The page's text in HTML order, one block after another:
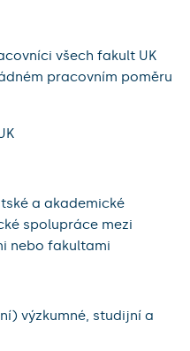
všech fakult UK
pracovním poměru
a akademické
spolupráce mezi
nebo fakultami
výzkumné, studijní a